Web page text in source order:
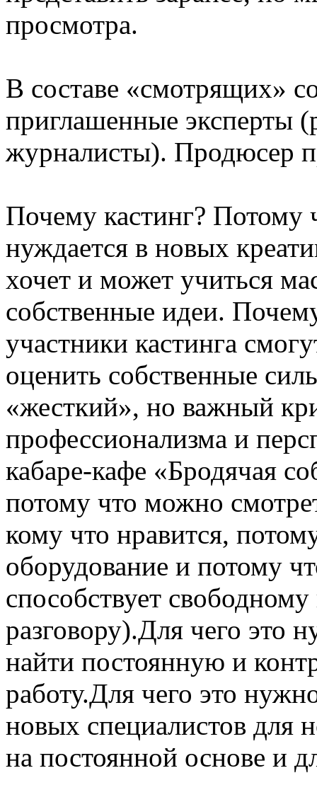
просмотра.
В составе «смотрящих»
приглашенные эксперты
журналисты). Продюсер
Почему кастинг? Потому
нуждается в новых
хочет и может учиться
собственные идеи.
участники кастинга
оценить собственные
«жесткий», но важный
профессионализма и
кабаре-кафе «Бродячая
потому что можно
кому что нравится,
оборудование и потому
способствует
разговору).Для чего это
найти постоянную и
работу.Для чего это
новых специалистов для
на постоянной основе и